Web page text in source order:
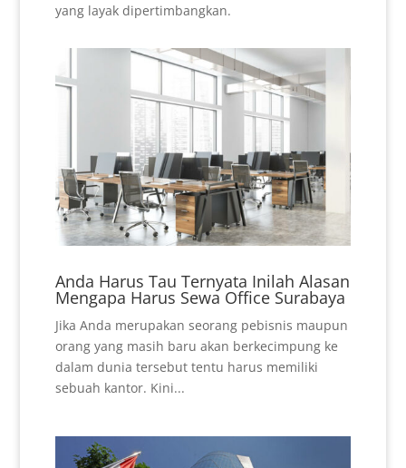
yang layak dipertimbangkan.
Anda Harus Tau Ternyata Inilah Alasan
Mengapa Harus Sewa Office Surabaya
Jika Anda merupakan seorang pebisnis maupun
orang yang masih baru akan berkecimpung ke
dalam dunia tersebut tentu harus memiliki
sebuah kantor. Kini...